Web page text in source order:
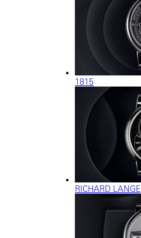
1815
RICHARD LANGE